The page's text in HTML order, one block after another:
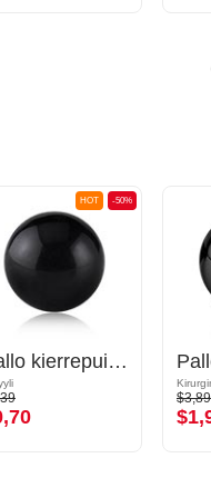
-50%
HOT
Pallo kierrepuikoille (akryyli, eri värejä)
$3,89